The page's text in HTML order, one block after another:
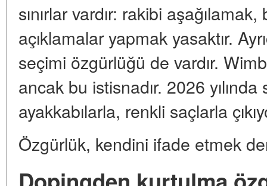
sınırlar vardır: rakibi
açıklamalar yapmak yasaktır.
seçimi özgürlüğü de vardır.
ancak bu istisnadır. 2026
ayakkabılarla, renkli saçlarla
Özgürlük, kendini ifade etmek